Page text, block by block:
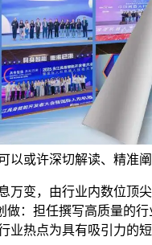
以或许深切解读、精准
变，由行业内数位顶尖
做：担任撰写高质量的
业热点为具有吸引力的